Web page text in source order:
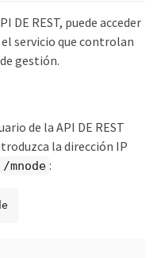
DE REST, puede acceder
servicio que controlan
gestión.
de la API DE REST
la dirección IP
/mnode :